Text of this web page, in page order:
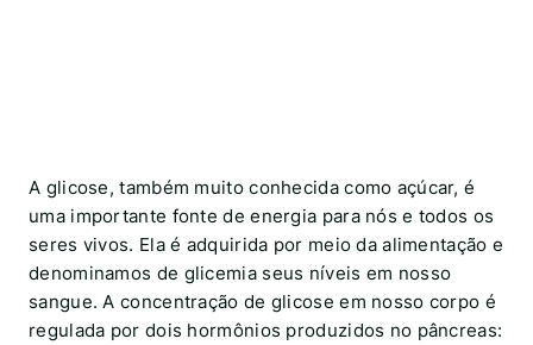
A glicose, também muito conhecida como açúcar, é
uma importante fonte de energia para nós e todos os
seres vivos. Ela é adquirida por meio da alimentação e
denominamos de glicemia seus níveis em nosso
sangue. A concentração de glicose em nosso corpo é
regulada por dois hormônios produzidos no pâncreas: